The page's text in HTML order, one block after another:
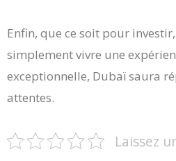
Enfin, que ce soit pour
simplement vivre une
exceptionnelle, Dubaï saura
attentes.
Laissez